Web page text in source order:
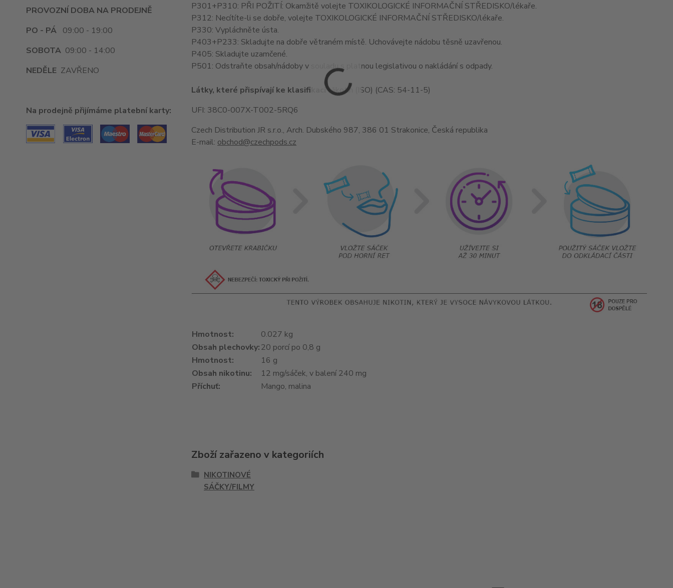
PROVOZNÍ DOBA NA PRODEJNĚ
PO - PÁ 09:00 - 19:00
SOBOTA 09:00 - 14:00
NEDĚLE ZAVŘENO
Na prodejně přijímáme platební karty:
P301+P310: PŘI POŽITÍ: Okamžitě volejte TOXIKOLOGICKÉ INFORMAČNÍ STŘEDISKO/lékaře.
P312: Necítíte-li se dobře, volejte TOXIKOLOGICKÉ INFORMAČNÍ STŘEDISKO/lékaře.
P330: Vypláchněte ústa.
P403+P233: Skladujte na dobře větraném místě. Uchovávejte nádobu těsně uzavřenou.
P405: Skladujte uzamčené.
P501: Odstraňte obsah/nádoby v souladu s platnou legislativou o nakládání s odpady.
Látky, které přispívají ke klasifikaciNikotin (ISO) (CAS: 54-11-5)
UFI: 38C0-007X-T002-5RQ6
Czech Distribution JR s.r.o., Arch. Dubského 987, 386 01 Strakonice, Česká republika
E-mail: obchod@czechpods.cz
Hmotnost:
0.027 kg
Obsah plechovky:20 porcí po 0,8 g
Hmotnost:
16 g
Obsah nikotinu:
12 mg/sáček, v balení 240 mg
Příchuť: Mango, malina
Zboží zařazeno v kategoriích
NIKOTINOVÉ
SÁČKY/FILMY